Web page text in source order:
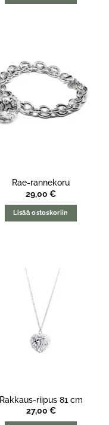
Rae-rannekoru
29,00 €
Lisää ostoskoriin
Rakkaus-riipus 81 cm
27,00 €